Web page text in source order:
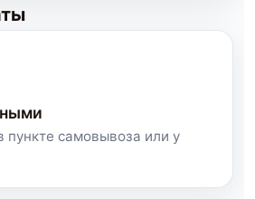
пункте самовывоза или у